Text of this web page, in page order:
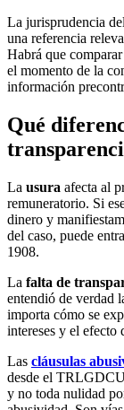
La jurisprudencia
una referencia
Habrá que
el momento de la
información
Qué
La usura afecta al
remuneratorio. Si
dinero y
del caso, puede
1908.
La falta de
entendió de verdad
importa cómo se
intereses y el efecto
Las cláusulas
desde el
y no toda nulidad